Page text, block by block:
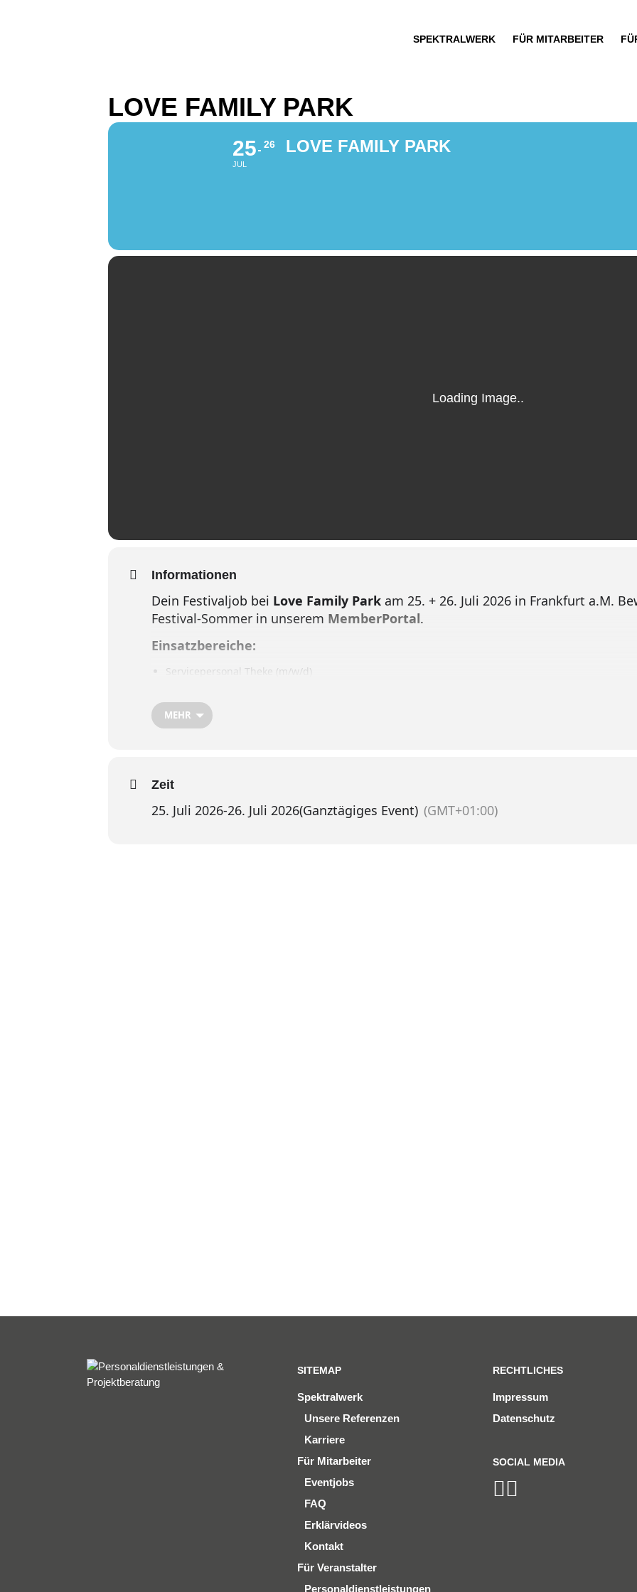
SPEKTRALWERK FÜR MITARBEITER
LOVE FAMILY PARK
25
JUL
26 LOVE FAMILY PARK
Informationen
Dein Festivaljob bei Love Family Park am 25. + 26. Juli 2026 in Frankfurt a.M.
Festival-Sommer in unserem MemberPortal.
Einsatzbereiche:
Servicepersonal Theke (m/w/d)
Fragen rund um Deinen Festivaljob beantwortet Dir gerne unser
MEHR
Zeit
25. Juli 2026-26. Juli 2026(Ganztägiges Event) (GMT+01:00)
SITEMAP
Spektralwerk
Unsere Referenzen
Karriere
Für Mitarbeiter
Eventjobs
FAQ
Erklärvideos
Kontakt
Für Veranstalter
Personaldienstleistungen
RECHTLICHES
Impressum
Datenschutz
SOCIAL MEDIA